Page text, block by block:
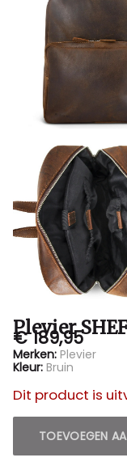
Sluis
Plevier
€ 189,95
Merken: Plevier
Kleur: Bruin
Dit product is
TOEVOEGEN